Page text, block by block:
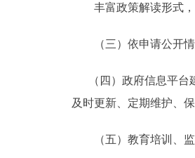
丰富政策解读形式
（三）依申请公开
（四）政府信息平台
及时更新、定期维护、
（五）教育培训、